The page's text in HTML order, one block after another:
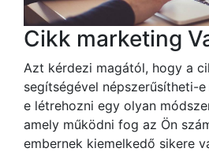
Cikk marketing
Azt kérdezi magától, hogy a
segítségével népszerűsítheti-
e létrehozni egy olyan
amely működni fog az Ön
embernek kiemelkedő sikere